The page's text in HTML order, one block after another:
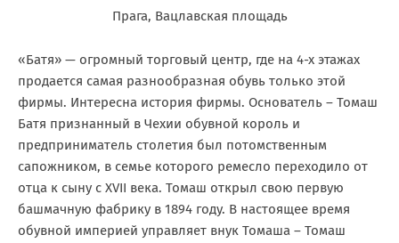
Прага, Вацлавская площадь
«Батя» — огромный торговый центр, где на 4-х этажах
продается самая разнообразная обувь только этой
фирмы. Интересна история фирмы. Основатель – Томаш
Батя признанный в Чехии обувной король и
предприниматель столетия был потомственным
сапожником, в семье которого ремесло переходило от
отца к сыну с ХVII века. Томаш открыл свою первую
башмачную фабрику в 1894 году. В настоящее время
обувной империей управляет внук Томаша – Томаш